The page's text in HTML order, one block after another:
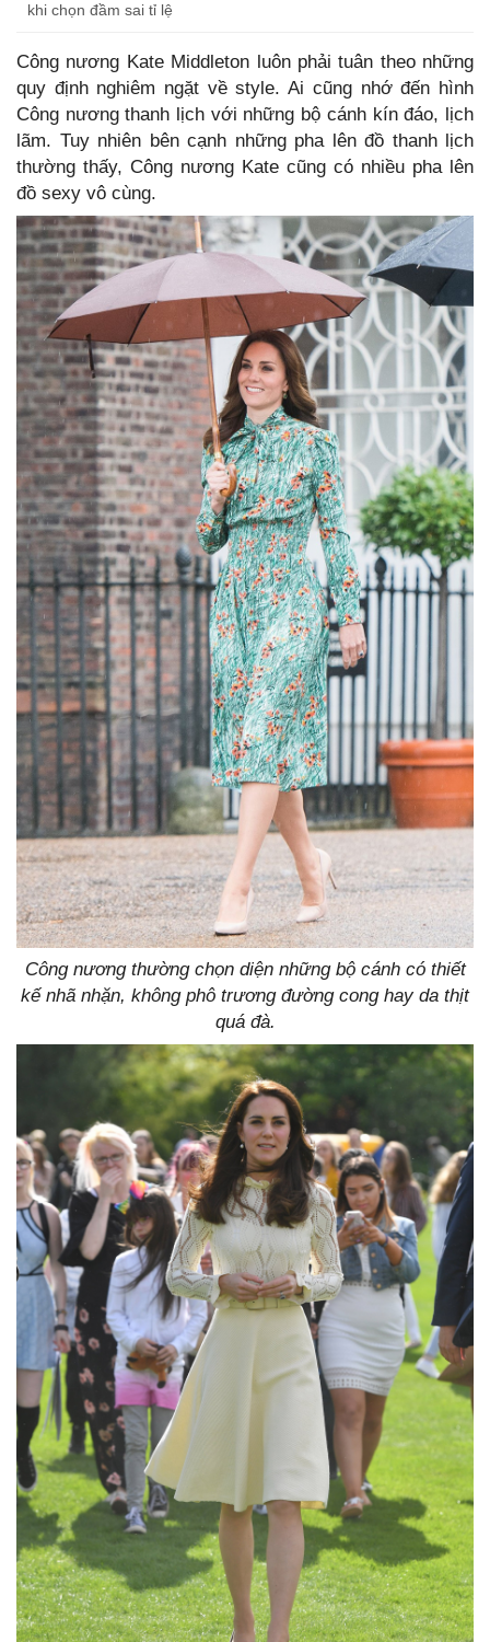
khi chọn đầm sai tỉ lệ
Công nương Kate Middleton luôn phải tuân theo những
quy định nghiêm ngặt về style. Ai cũng nhớ đến hình
Công nương thanh lịch với những bộ cánh kín đáo, lịch
lãm. Tuy nhiên bên cạnh những pha lên đồ thanh lịch
thường thấy, Công nương Kate cũng có nhiều pha lên
đồ sexy vô cùng.
Công nương thường chọn diện những bộ cánh có thiết
kế nhã nhặn, không phô trương đường cong hay da thịt
quá đà.